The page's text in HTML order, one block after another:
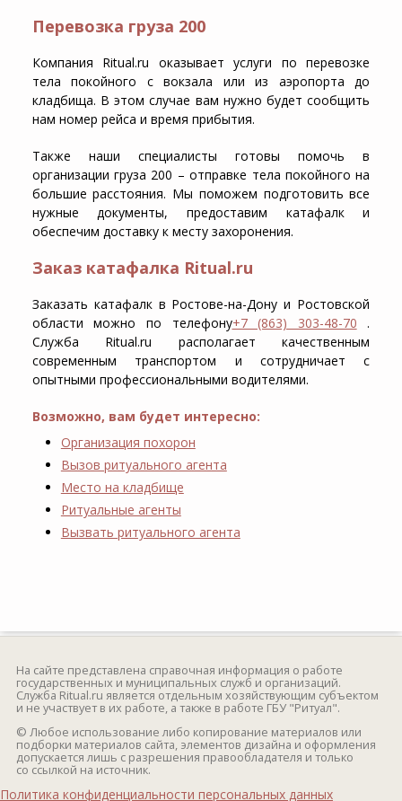
Перевозка груза 200
Компания Ritual.ru оказывает услуги по перевозке
тела покойного с вокзала или из аэропорта до
кладбища. В этом случае вам нужно будет сообщить
нам номер рейса и время прибытия.
Также наши специалисты готовы помочь в
организации груза 200 – отправке тела покойного на
большие расстояния. Мы поможем подготовить все
нужные документы, предоставим катафалк и
обеспечим доставку к месту захоронения.
Заказ катафалка Ritual.ru
Заказать катафалк в Ростове-на-Дону и Ростовской
области можно по телефону+7 (863) 303-48-70 .
Служба Ritual.ru располагает качественным
современным транспортом и сотрудничает с
опытными профессиональными водителями.
Возможно, вам будет интересно:
Организация похорон
Вызов ритуального агента
Место на кладбище
Ритуальные агенты
Вызвать ритуального агента
На сайте представлена справочная информация о работе
государственных и муниципальных служб и организаций.
Служба Ritual.ru является отдельным хозяйствующим субъектом
и не участвует в их работе, а также в работе ГБУ "Ритуал".
© Любое использование либо копирование материалов или
подборки материалов сайта, элементов дизайна и оформления
допускается лишь с разрешения правообладателя и только
со ссылкой на источник.
Политика конфиденциальности персональных данных